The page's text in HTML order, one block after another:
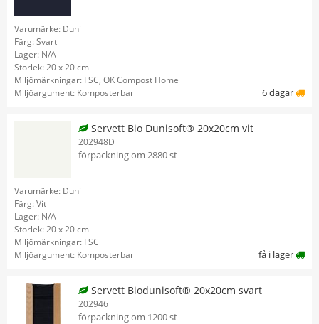
Varumärke: Duni
Färg: Svart
Lager: N/A
Storlek: 20 x 20 cm
Miljömärkningar: FSC, OK Compost Home
Miljöargument: Komposterbar
6 dagar
Servett Bio Dunisoft® 20x20cm vit
202948D
förpackning om 2880 st
Varumärke: Duni
Färg: Vit
Lager: N/A
Storlek: 20 x 20 cm
Miljömärkningar: FSC
Miljöargument: Komposterbar
få i lager
Servett Biodunisoft® 20x20cm svart
202946
förpackning om 1200 st